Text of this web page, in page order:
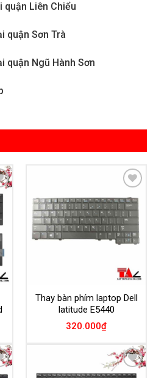
quận Liên Chiểu
quận Sơn Trà
quận Ngũ Hành Sơn
Add to
Wishlist
Thay bàn phím laptop Dell
latitude E5440
320.000₫
Add to